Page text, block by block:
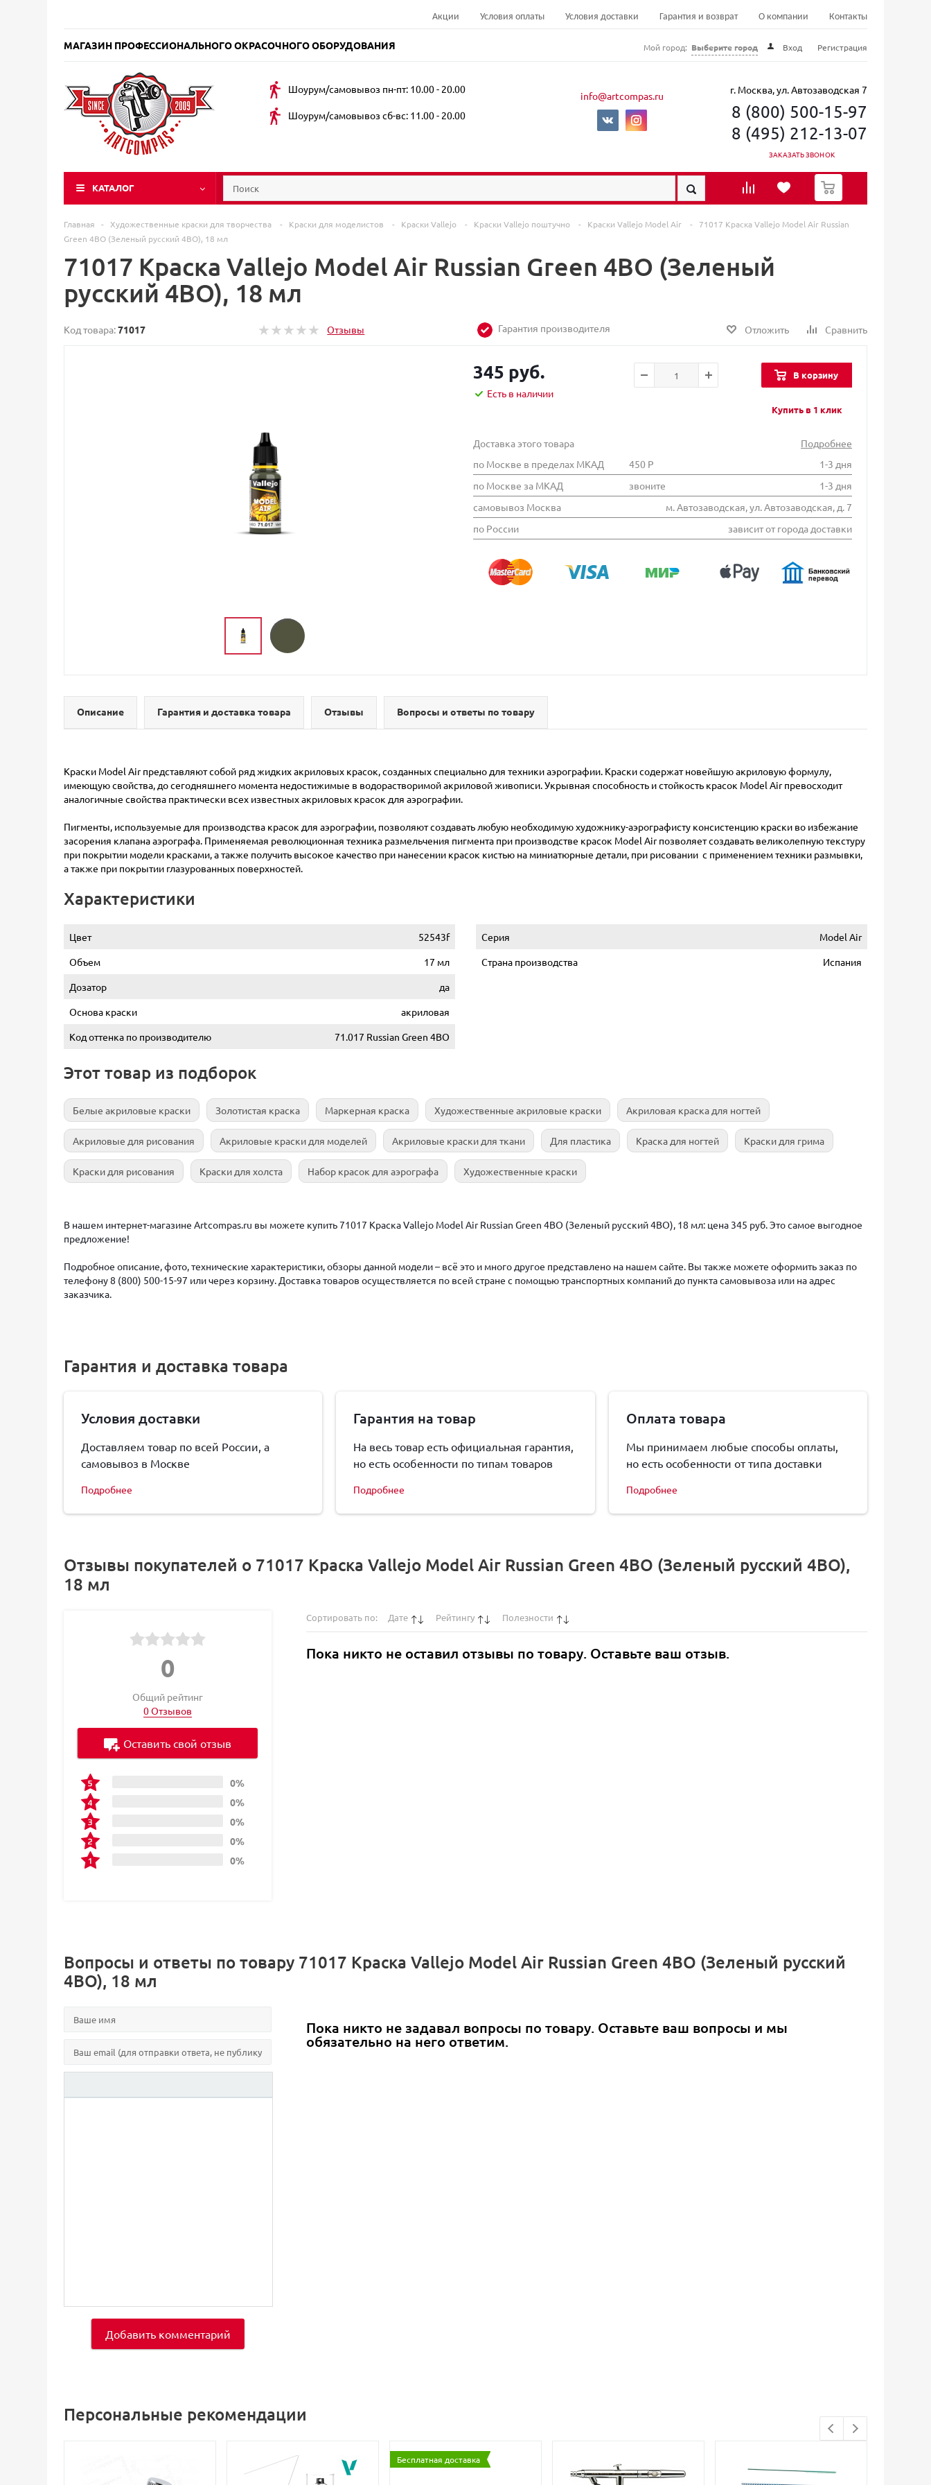
Акции Условия оплаты Условия доставки Гарантия и возврат О компании Контакты
МАГАЗИН ПРОФЕССИОНАЛЬНОГО ОКРАСОЧНОГО ОБОРУДОВАНИЯ Мой город: Выберите город Вход Регистрация
Шоурум/самовывоз пн-пт: 10.00 - 20.00
Шоурум/самовывоз сб-вс: 11.00 - 20.00
info@artcompas.ru г. Москва, ул. Автозаводская 7
8 (800) 500-15-97
8 (495) 212-13-07
ЗАКАЗАТЬ ЗВОНОК
КАТАЛОГ
0
Главная - Художественные краски для творчества - Краски для моделистов - Краски Vallejo - Краски Vallejo поштучно - Краски Vallejo Model Air -
71017 Краска Vallejo Model Air Russian
Green 4BO (Зеленый русский 4BO), 18 мл
71017 Краска Vallejo Model Air Russian Green 4BO (Зеленый
русский 4BO), 18 мл
Код товара:71017 Отзывы Гарантия производителя Отложить Сравнить
345 руб.
Есть в наличии
В корзину
Купить в 1 клик
Доставка этого товара
Подробнее
по Москве в пределах МКАД
450 Р
1-3 дня
по Москве за МКАД
звоните
1-3 дня
самовывоз Москва
м. Автозаводская, ул. Автозаводская, д. 7
по России
зависит от города доставки
Описание Гарантия и доставка товара Отзывы Вопросы и ответы по товару
Краски Model Air представляют собой ряд жидких акриловых красок, созданных специально для техники аэрографии. Краски содержат новейшую акриловую формулу,
имеющую свойства, до сегодняшнего момента недостижимые в водорастворимой акриловой живописи. Укрывная способность и стойкость красок Model Air превосходит
аналогичные свойства практически всех известных акриловых красок для аэрографии.
Пигменты, используемые для производства красок для аэрографии, позволяют создавать любую необходимую художнику-аэрографисту консистенцию краски во избежание
засорения клапана аэрографа. Применяемая революционная техника размельчения пигмента при производстве красок Model Air позволяет создавать великолепную текстуру
при покрытии модели красками, а также получить высокое качество при нанесении красок кистью на миниатюрные детали, при рисовании с применением техники размывки,
а также при покрытии глазурованных поверхностей.
Характеристики
Цвет
52543f
Объем
17 мл
Дозатор
да
Основа краски
акриловая
Код оттенка по производителю
71.017 Russian Green 4BO
Серия
Model Air
Страна производства
Испания
Этот товар из подборок
Белые акриловые краски Золотистая краска Маркерная краска Художественные акриловые краски Акриловая краска для ногтей
Акриловые для рисования Акриловые краски для моделей Акриловые краски для ткани Для пластика Краска для ногтей Краски для грима
Краски для рисования Краски для холста Набор красок для аэрографа Художественные краски
В нашем интернет-магазине Artcompas.ru вы можете купить 71017 Краска Vallejo Model Air Russian Green 4BO (Зеленый русский 4BO), 18 мл: цена 345 руб. Это самое выгодное
предложение!
Подробное описание, фото, технические характеристики, обзоры данной модели – всё это и много другое представлено на нашем сайте. Вы также можете оформить заказ по
телефону 8 (800) 500-15-97 или через корзину. Доставка товаров осуществляется по всей стране с помощью транспортных компаний до пункта самовывоза или на адрес
заказчика.
Гарантия и доставка товара
Условия доставки
Доставляем товар по всей России, а
самовывоз в Москве
Подробнее
Гарантия на товар
На весь товар есть официальная гарантия,
но есть особенности по типам товаров
Подробнее
Оплата товара
Мы принимаем любые способы оплаты,
но есть особенности от типа доставки
Подробнее
Отзывы покупателей о 71017 Краска Vallejo Model Air Russian Green 4BO (Зеленый русский 4BO),
18 мл
0
Общий рейтинг
0 Отзывов
0%
0%
0%
0%
0%
Оставить свой отзыв
Сортировать по: Дате Рейтингу Полезности
Пока никто не оставил отзывы по товару. Оставьте ваш отзыв.
Вопросы и ответы по товару 71017 Краска Vallejo Model Air Russian Green 4BO (Зеленый русский
4BO), 18 мл
Добавить комментарий
Пока никто не задавал вопросы по товару. Оставьте ваш вопросы и мы
обязательно на него ответим.
Персональные рекомендации
Бесплатная доставка